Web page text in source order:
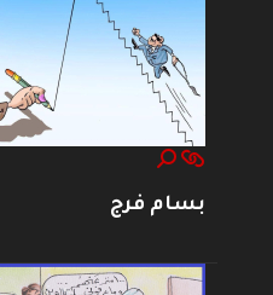
بسام فرج